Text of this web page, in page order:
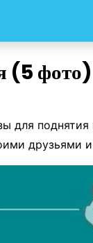
(5 фото)
для
друзьями